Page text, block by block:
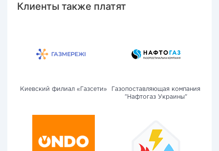
Клиенты также платят
Киевский филиал «Газсети»
Газопоставляющая компания
"Нафтогаз Украины"